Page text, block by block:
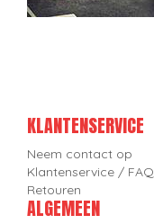
KLANTENSERVICE
Neem contact op
Klantenservice / FAQ
Retouren
ALGEMEEN